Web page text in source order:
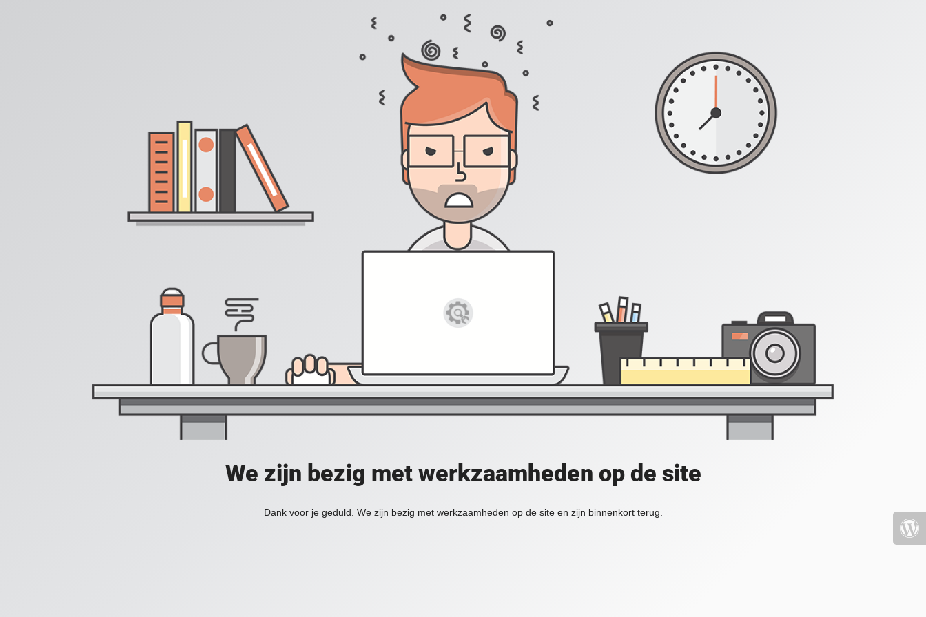
We zijn bezig met werkzaamheden op de site
Dank voor je geduld. We zijn bezig met werkzaamheden op de site en zijn binnenkort terug.